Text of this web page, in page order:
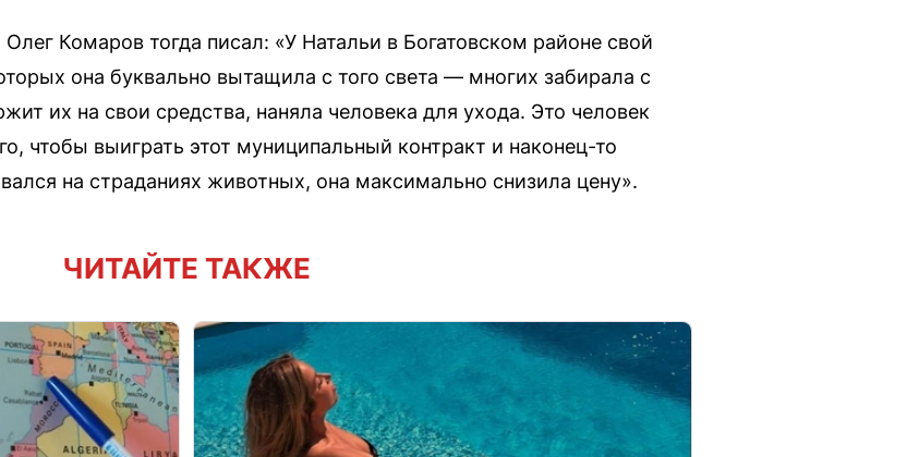
Комаров тогда писал: «У Натальи в Богатовском районе свой
она буквально вытащила с того света — многих забирала с
их на свои средства, наняла человека для ухода. Это человек
чтобы выиграть этот муниципальный контракт и наконец-то
на страданиях животных, она максимально снизила цену».
ЧИТАЙТЕ ТАКЖЕ